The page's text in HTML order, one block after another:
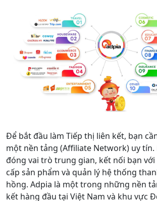
Để bắt đầu làm Tiếp thị liên kết, bạn
một nền tảng (Affiliate Network) uy tín.
đóng vai trò trung gian, kết nối bạn với
cấp sản phẩm và quản lý hệ thống
hồng. Adpia là một trong những nền
kết hàng đầu tại Việt Nam và khu vực